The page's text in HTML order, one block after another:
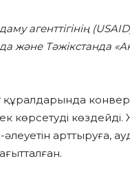
агенттігінің
және Тәжікстанда
көздейді.
арттыруға,